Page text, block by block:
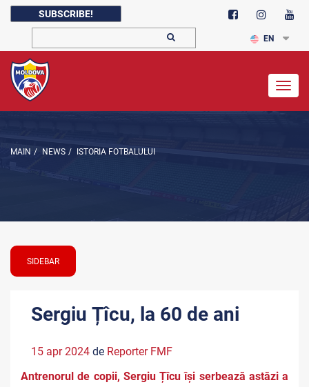
SUBSCRIBE!
EN
MAIN / NEWS / ISTORIA FOTBALULUI
SIDEBAR
Sergiu Țîcu, la 60 de ani
15 apr 2024 de Reporter FMF
Antrenorul de copii, Sergiu Țîcu își serbează astăzi a